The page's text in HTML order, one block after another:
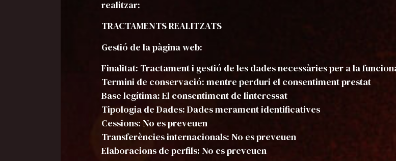
realitzar:
TRACTAMENTS REALITZATS
Gestió de la pàgina web:
Finalitat: Tractament i gestió de les dades necessàries per a la
Termini de conservació: mentre perduri el consentiment prestat
Base legítima: El consentiment de linteressat
Tipologia de Dades: Dades merament identificatives
Cessions: No es preveuen
Transferències internacionals: No es preveuen
Elaboracions de perfils: No es preveuen